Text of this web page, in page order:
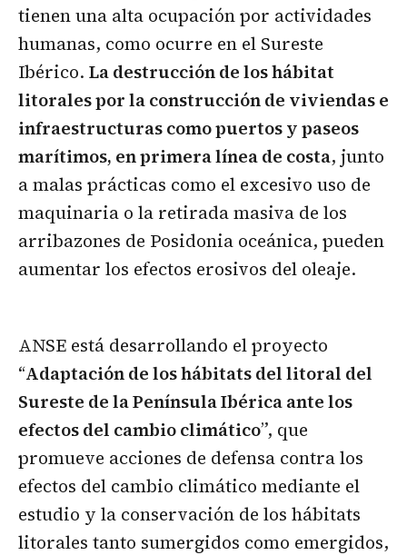
tienen una alta ocupación por actividades
humanas, como ocurre en el Sureste
Ibérico. La destrucción de los hábitat
litorales por la construcción de viviendas e
infraestructuras como puertos y paseos
marítimos, en primera línea de costa, junto
a malas prácticas como el excesivo uso de
maquinaria o la retirada masiva de los
arribazones de Posidonia oceánica, pueden
aumentar los efectos erosivos del oleaje.
ANSE está desarrollando el proyecto
“Adaptación de los hábitats del litoral del
Sureste de la Península Ibérica ante los
efectos del cambio climático”, que
promueve acciones de defensa contra los
efectos del cambio climático mediante el
estudio y la conservación de los hábitats
litorales tanto sumergidos como emergidos,